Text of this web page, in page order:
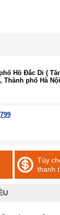
Hồ Đắc Di (
phố Hà
Tùy
thanh